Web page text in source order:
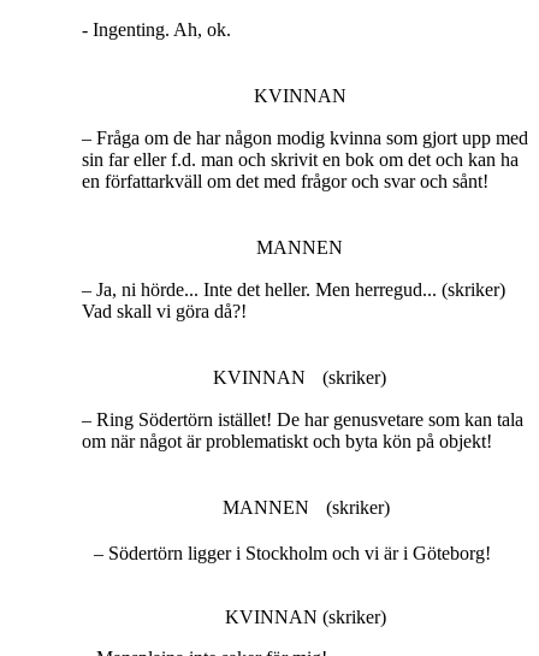
- Ingenting. Ah, ok.
KVINNAN
– Fråga om de har någon modig kvinna som gjort upp med
sin far eller f.d. man och skrivit en bok om det och kan ha
en författarkväll om det med frågor och svar och sånt!
MANNEN
– Ja, ni hörde... Inte det heller. Men herregud... (skriker)
Vad skall vi göra då?!
KVINNAN (skriker)
– Ring Södertörn istället! De har genusvetare som kan tala
om när något är problematiskt och byta kön på objekt!
MANNEN (skriker)
– Södertörn ligger i Stockholm och vi är i Göteborg!
KVINNAN (skriker)